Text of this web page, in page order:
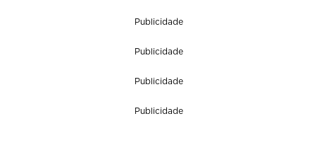
Publicidade
Publicidade
Publicidade
Publicidade